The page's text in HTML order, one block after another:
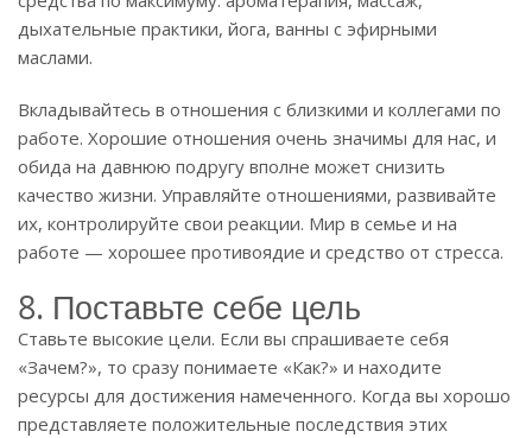
дыхательные практики, йога, ванны с эфирными
маслами.
Вкладывайтесь в отношения с близкими и коллегами по
работе. Хорошие отношения очень значимы для нас, и
обида на давнюю подругу вполне может снизить
качество жизни. Управляйте отношениями, развивайте
их, контролируйте свои реакции. Мир в семье и на
работе — хорошее противоядие и средство от стресса.
8. Поставьте себе цель
Ставьте высокие цели. Если вы спрашиваете себя
«Зачем?», то сразу понимаете «Как?» и находите
ресурсы для достижения намеченного. Когда вы хорошо
представляете положительные последствия этих